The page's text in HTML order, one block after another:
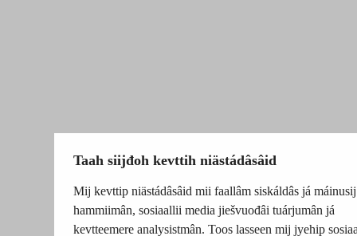
Taah siijđoh kevttih niästádâsâid
Mij kevttip niästádâsâid mii faallâm siskáldâs já máinusij
hammiimân, sosiaallii media jiešvuođâi tuárjumân já
kevtteemere analysistmân. Toos lasseen mij jyehip